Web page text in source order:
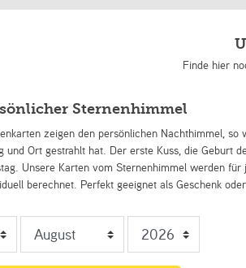
Finde hier
Sternenhimmel
zeigen den persönlichen Nachthimmel, so
und Ort gestrahlt hat. Der erste Kuss, die Geburt
Unsere Karten vom Sternenhimmel werden für
berechnet. Perfekt geeignet als Geschenk